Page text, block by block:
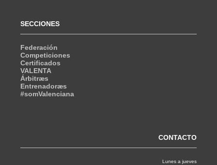
SECCIONES
Federación
Competiciones
Certificados
VALENTA
Árbitræs
Entrenadoræs
#somValenciana
CONTACTO
Lunes a jueves